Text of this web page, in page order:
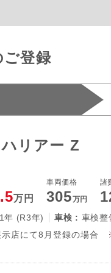
ご登録
ハリアー Z
.5万円
車両価格
305万円
諸
年 (R3年) 車検 : 車検整
店にて8月登録の場合